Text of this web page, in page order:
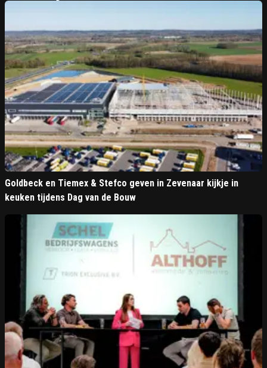
Goldbeck en Tiemex & Stefco geven in Zevenaar kijkje in
keuken tijdens Dag van de Bouw